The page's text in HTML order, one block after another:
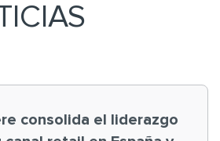
consolida el liderazgo